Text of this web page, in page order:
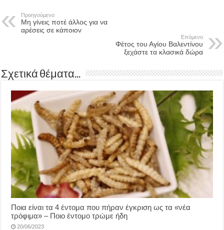
Προηγούμενο
Μη γίνεις ποτέ άλλος για να
αρέσεις σε κάποιον
Επόμενο
Φέτος του Αγίου Βαλεντίνου
ξεχάστε τα κλασικά δώρα
Σχετικά θέματα...
Ποια είναι τα 4 έντομα που πήραν έγκριση ως τα «νέα
τρόφιμα» – Ποιο έντομο τρώμε ήδη
20/06/2023